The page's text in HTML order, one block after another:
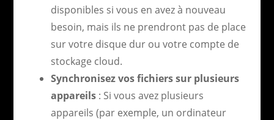
disponibles si vous en avez à nouveau
besoin, mais ils ne prendront pas de place
sur votre disque dur ou votre compte de
stockage cloud.
Synchronisez vos fichiers sur plusieurs
appareils: Si vous avez plusieurs
appareils (par exemple, un ordinateur